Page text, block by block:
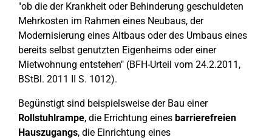
"ob die der Krankheit oder Behinderung geschuldeten
Mehrkosten im Rahmen eines Neubaus, der
Modernisierung eines Altbaus oder des Umbaus eines
bereits selbst genutzten Eigenheims oder einer
Mietwohnung entstehen" (BFH-Urteil vom 24.2.2011,
BStBl. 2011 II S. 1012).
Begünstigt sind beispielsweise der Bau einer
Rollstuhlrampe, die Errichtung eines barrierefreien
Hauszugangs, die Einrichtung eines